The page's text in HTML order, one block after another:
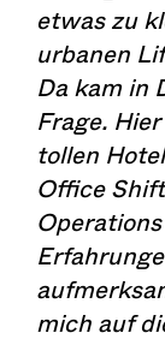
etwas zu
urbanen
Da kam in
Frage.
tollen
Office
mich auf